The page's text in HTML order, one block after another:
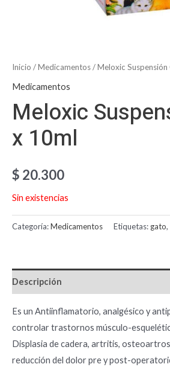
Inicio /Medicamentos/ Meloxic Suspensión
Medicamentos
Meloxic
x 10ml
$ 20.300
Sin existencias
Categoría:Medicamentos Etiquetas: gato,
Descripción
Es un Antiinflamatorio, analgésico y
controlar trastornos músculo-
Displasia de cadera, artritis,
reducción del dolor pre y post-